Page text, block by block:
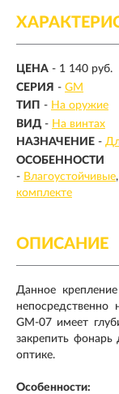
ЦЕНА - 1 140 руб.
СЕРИЯ - GM
ТИП - На оружие
ВИД - На винтах
НАЗНАЧЕНИЕ -
ОСОБЕННОСТИ
- Влагоустойчивые
комплекте
ОПИСАНИЕ
Данное
GM-07 имеет
закрепить
оптике.
Особенности: